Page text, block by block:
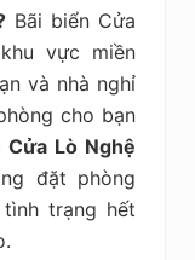
Bãi biển Cửa
vực miền
và nhà nghỉ
cho bạn
Lò Nghệ
đặt phòng
trạng hết